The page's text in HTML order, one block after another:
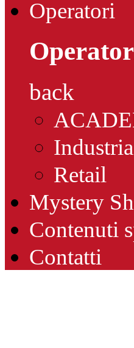
Operatori
back
Industria
Retail
Mystery
Contenuti
Contatti